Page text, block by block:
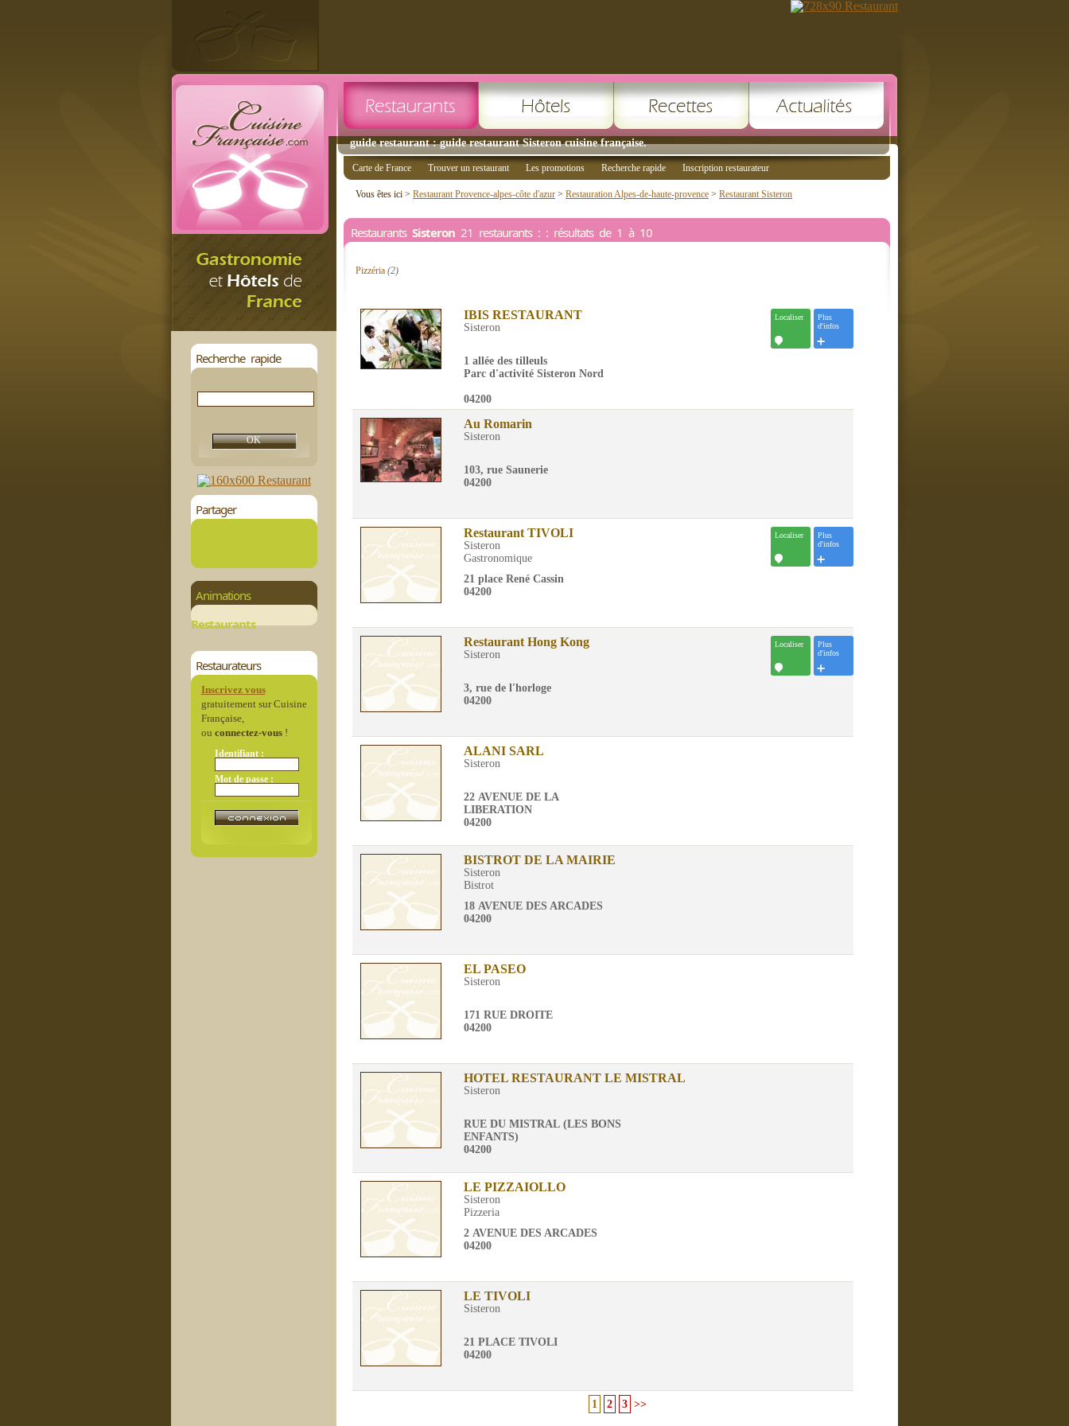
guide restaurant : guide restaurant Sisteron cuisine française.
Recherche rapide
Partager
Animations
Restaurants
Restaurateurs
Inscrivez vous
gratuitement sur Cuisine
Française,
ou connectez-vous!
Identifiant :
Mot de passe :
Carte de France Trouver un restaurant Les promotions Recherche rapide Inscription restaurateur
Vous êtes ici > Restaurant Provence-alpes-côte d'azur > Restauration Alpes-de-haute-provence > Restaurant Sisteron
Restaurants Sisteron 21 restaurants : : résultats de 1 à 10
Pizzéria (2)
IBIS RESTAURANT
Sisteron
1 allée des tilleuls
Parc d'activité Sisteron Nord
04200
Plus
d'infos
Localiser
Au Romarin
Sisteron
103, rue Saunerie
04200
Restaurant TIVOLI
Sisteron
Gastronomique
21 place René Cassin
04200
Plus
d'infos
Localiser
Restaurant Hong Kong
Sisteron
3, rue de l'horloge
04200
Plus
d'infos
Localiser
ALANI SARL
Sisteron
22 AVENUE DE LA
LIBERATION
04200
BISTROT DE LA MAIRIE
Sisteron
Bistrot
18 AVENUE DES ARCADES
04200
EL PASEO
Sisteron
171 RUE DROITE
04200
HOTEL RESTAURANT LE MISTRAL
Sisteron
RUE DU MISTRAL (LES BONS
ENFANTS)
04200
LE PIZZAIOLLO
Sisteron
Pizzeria
2 AVENUE DES ARCADES
04200
LE TIVOLI
Sisteron
21 PLACE TIVOLI
04200
1 2 3 >>